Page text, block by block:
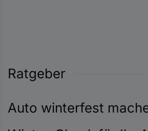
Ratgeber
Auto winterfest